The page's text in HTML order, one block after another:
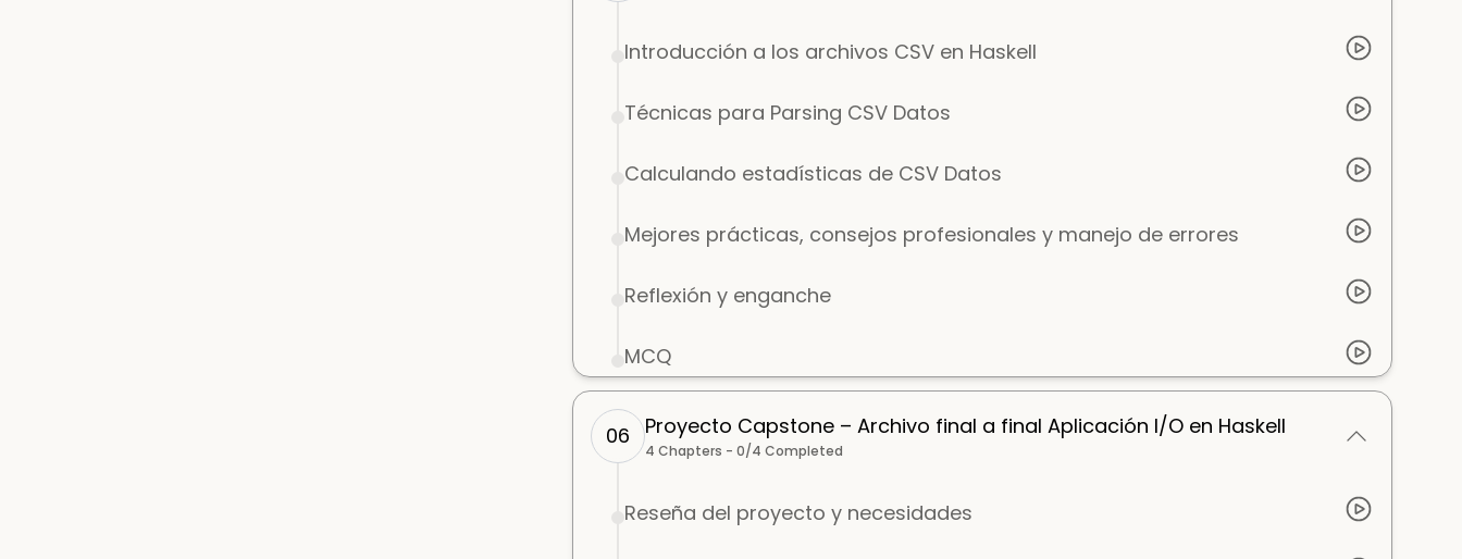
Introducción a los archivos CSV en Haskell
Técnicas para Parsing CSV Datos
Calculando estadísticas de CSV Datos
Mejores prácticas, consejos profesionales y manejo de errores
Reflexión y enganche
MCQ
06 Proyecto Capstone – Archivo final a final Aplicación I/O en Haskell
4 Chapters - 0/4 Completed
Reseña del proyecto y necesidades